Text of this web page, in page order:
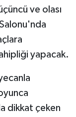
ve olası
yapacak.
dikkat çeken